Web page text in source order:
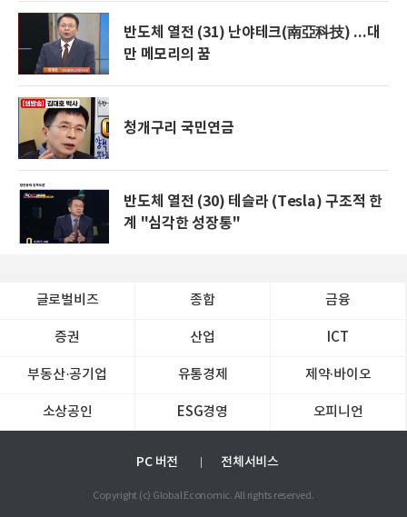
반도체 열전 (31) 난야테크(南亞科技) ...대
만 메모리의 꿈
청개구리 국민연금
반도체 열전 (30) 테슬라 (Tesla) 구조적 한
계 "심각한 성장통"
글로벌비즈 종합 금융
증권 산업 ICT
부동산·공기업 유통경제 제약∙바이오
소상공인 ESG경영 오피니언
PC 버전 전체서비스
Copyright (c) Global Economic. All rights reserved.